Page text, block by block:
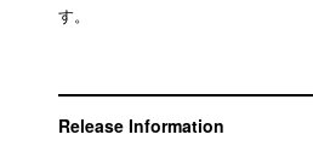
す。
Release Information